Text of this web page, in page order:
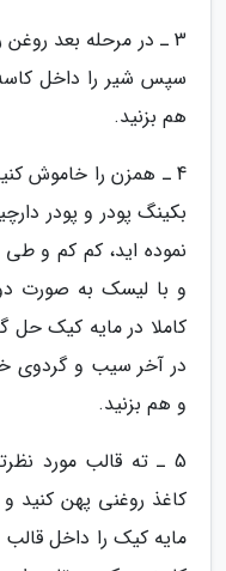
3 ـ در مرحله بعد
سپس شیر را داخل
هم بزنید.
4 ـ همزن را خاموش
بکینگ پودر و پودر
نموده اید، کم کم و
و با لیسک به صورت
کاملا در مایه کیک حل
در آخر سیب و گردوی
و هم بزنید.
کاغذ روغنی پهن کنید
مایه کیک را داخل قالب